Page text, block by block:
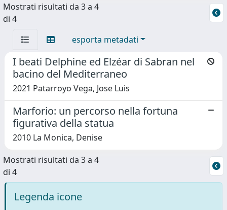
Mostrati risultati da 3 a 4
di 4
esporta metadati
I beati Delphine ed Elzéar di Sabran nel
bacino del Mediterraneo
2021 Patarroyo Vega, Jose Luis
Marforio: un percorso nella fortuna
figurativa della statua
2010 La Monica, Denise
Mostrati risultati da 3 a 4
di 4
Legenda icone